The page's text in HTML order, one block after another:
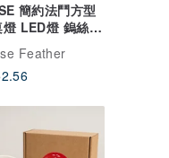
簡約法鬥方型
燈 LED燈 鎢絲燈
燈 客製化
Feather